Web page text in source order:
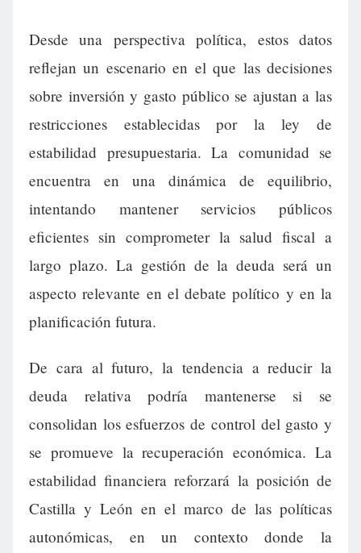
Desde una perspectiva política, estos datos
reflejan un escenario en el que las decisiones
sobre inversión y gasto público se ajustan a las
restricciones establecidas por la ley de
estabilidad presupuestaria. La comunidad se
encuentra en una dinámica de equilibrio,
intentando mantener servicios públicos
eficientes sin comprometer la salud fiscal a
largo plazo. La gestión de la deuda será un
aspecto relevante en el debate político y en la
planificación futura.
De cara al futuro, la tendencia a reducir la
deuda relativa podría mantenerse si se
consolidan los esfuerzos de control del gasto y
se promueve la recuperación económica. La
estabilidad financiera reforzará la posición de
Castilla y León en el marco de las políticas
autonómicas, en un contexto donde la